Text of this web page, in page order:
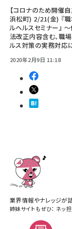
【コロナのため開催
浜松町) 2/21(金) 『職
ルヘルスセミナー』
法改正内容含む、職
ルス対策の実務対応
2020年2月9日 11:18
業界情報やナレッジが
姉妹サイトもぜひ： ネッ担